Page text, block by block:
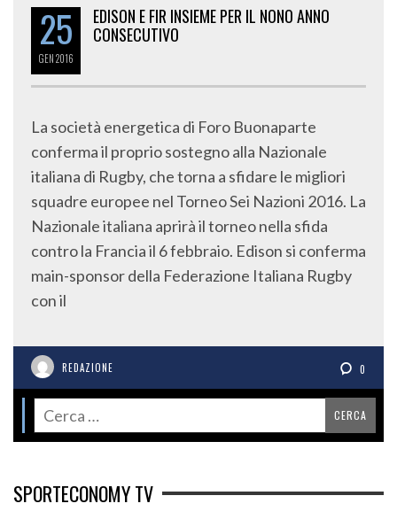
25
GEN2016
EDISON E FIR INSIEME PER IL NONO ANNO
CONSECUTIVO
La società energetica di Foro Buonaparte
conferma il proprio sostegno alla Nazionale
italiana di Rugby, che torna a sfidare le migliori
squadre europee nel Torneo Sei Nazioni 2016. La
Nazionale italiana aprirà il torneo nella sfida
contro la Francia il 6 febbraio. Edison si conferma
main-sponsor della Federazione Italiana Rugby
con il
REDAZIONE 0
SPORTECONOMY TV